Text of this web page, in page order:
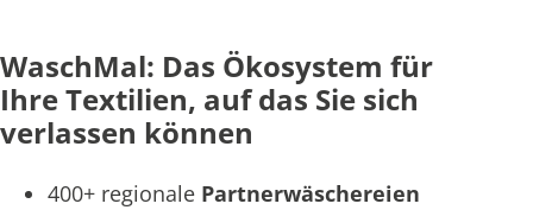
WaschMal: Das Ökosystem für
Ihre Textilien, auf das Sie sich
verlassen können
400+ regionale Partnerwäschereien